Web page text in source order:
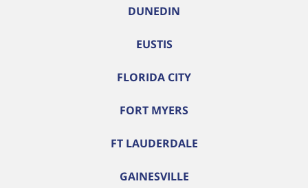
DUNEDIN
EUSTIS
FLORIDA CITY
FORT MYERS
FT LAUDERDALE
GAINESVILLE